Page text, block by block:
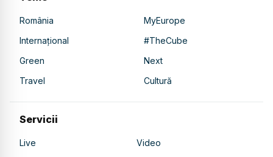
România
MyEurope
Internațional
#TheCube
Green
Next
Travel
Cultură
Servicii
Live Video